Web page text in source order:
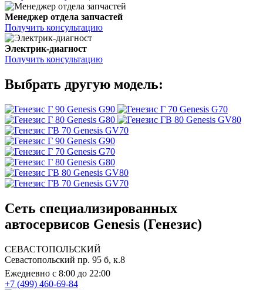
Менеджер отдела запчастей
Получить консультацию
Электрик-диагност
Получить консультацию
Выбрать другую модель:
Genesis G90
Genesis G70
Genesis G80
Genesis GV80
Genesis GV70
Genesis G90
Genesis G70
Genesis G80
Genesis GV80
Genesis GV70
Сеть специализированных
автосервисов Genesis (Генезис)
СЕВАСТОПОЛЬСКИЙ
Севастопольский пр. 95 б, к.8
Ежедневно с 8:00 до 22:00
+7 (499) 460-69-84